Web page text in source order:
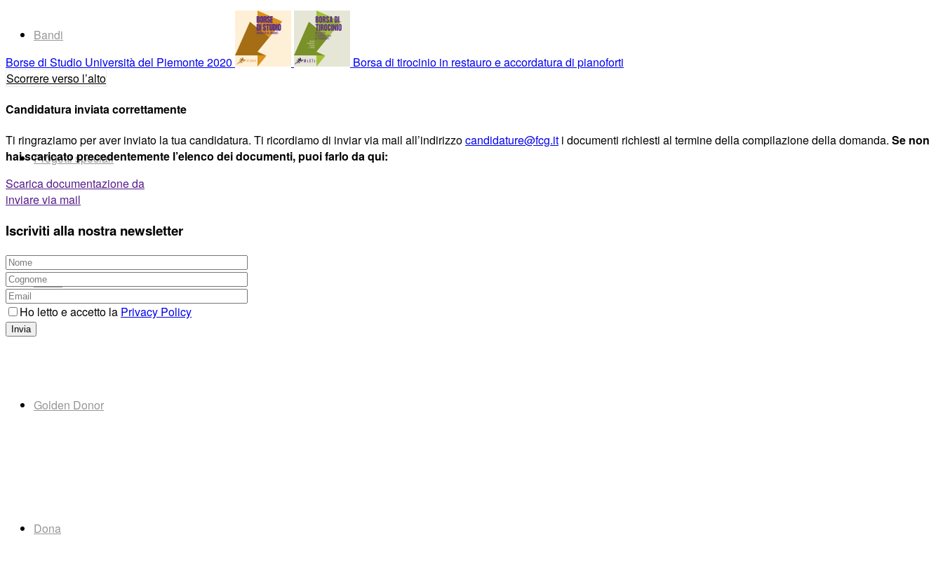
Bandi
Progetti speciali
News
Golden Donor
Dona
Borse di Studio Università del Piemonte 2020
Borsa di tirocinio in restauro e accordatura di pianoforti
Scorrere verso l’alto
Candidatura inviata correttamente
Ti ringraziamo per aver inviato la tua candidatura. Ti ricordiamo di inviar via mail all’indirizzocandidature@fcg.it i documenti richiesti al termine della compilazione della domanda. Se non
hai scaricato precedentemente l’elenco dei documenti, puoi farlo da qui:
Scarica documentazione da
inviare via mail
Iscriviti alla nostra newsletter
Ho letto e accetto la Privacy Policy